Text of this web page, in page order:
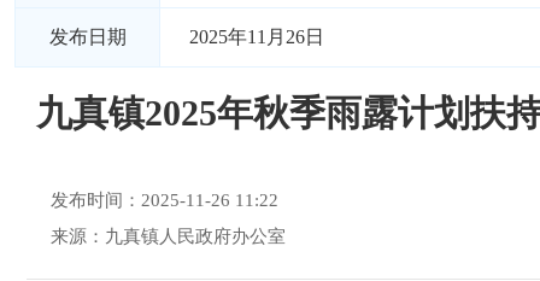
发布日期 2025年11月26日
九真镇2025年秋季雨露计划扶
发布时间：2025-11-26 11:22
来源：九真镇人民政府办公室